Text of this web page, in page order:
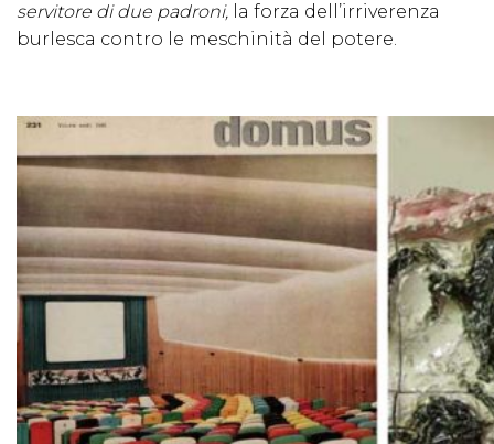
servitore di due padroni, la forza dell’irriverenza
burlesca contro le meschinità del potere.